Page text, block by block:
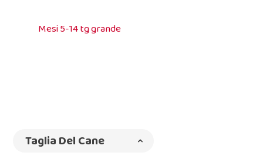
Mesi 5-14 tg grande
Taglia Del Cane